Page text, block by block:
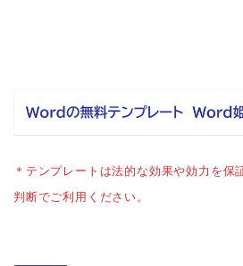
＊テンプレートは法的な効果や効力を保
判断でご利用ください。